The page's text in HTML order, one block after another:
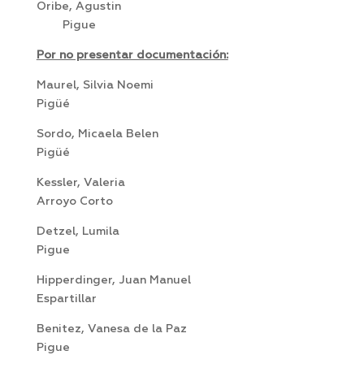
Oribe, Agustin
Pigue
Por no presentar documentación:
Maurel, Silvia Noemi
Pigüé
Sordo, Micaela Belen
Pigüé
Kessler, Valeria
Arroyo Corto
Detzel, Lumila
Pigue
Hipperdinger, Juan Manuel
Espartillar
Benitez, Vanesa de la Paz
Pigue